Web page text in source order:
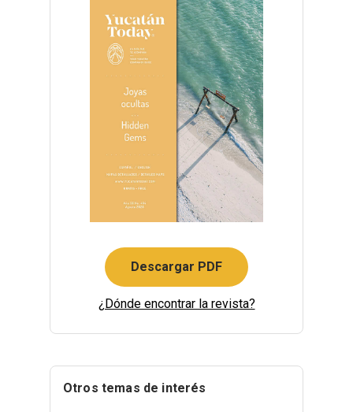
Descargar PDF
¿Dónde encontrar la revista?
Otros temas de interés